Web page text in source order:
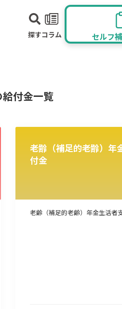
探すコラム セルフ
付金一覧
老齢（補足的老齢）年
付金
老齢（補足的老齢）年金生活者